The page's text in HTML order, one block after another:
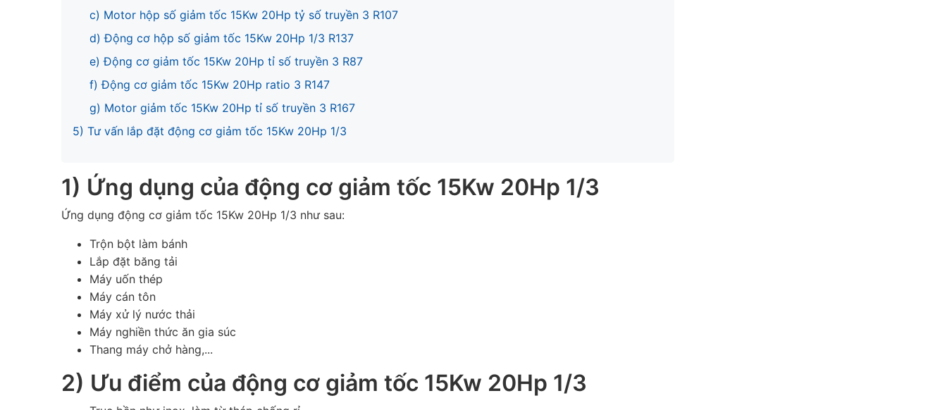
c) Motor hộp số giảm tốc 15Kw 20Hp tỷ số truyền 3 R107
d) Động cơ hộp số giảm tốc 15Kw 20Hp 1/3 R137
e) Động cơ giảm tốc 15Kw 20Hp tỉ số truyền 3 R87
f) Động cơ giảm tốc 15Kw 20Hp ratio 3 R147
g) Motor giảm tốc 15Kw 20Hp tỉ số truyền 3 R167
5) Tư vấn lắp đặt động cơ giảm tốc 15Kw 20Hp 1/3
1) Ứng dụng của động cơ giảm tốc 15Kw 20Hp 1/3
Ứng dụng động cơ giảm tốc 15Kw 20Hp 1/3 như sau:
Trộn bột làm bánh
Lắp đặt băng tải
Máy uốn thép
Máy cán tôn
Máy xử lý nước thải
Máy nghiền thức ăn gia súc
Thang máy chở hàng,...
2) Ưu điểm của động cơ giảm tốc 15Kw 20Hp 1/3